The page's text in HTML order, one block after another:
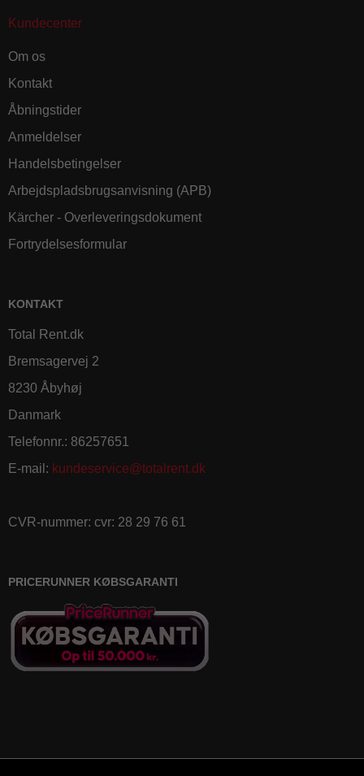
Kundecenter
Om os
Kontakt
Åbningstider
Anmeldelser
Handelsbetingelser
Arbejdspladsbrugsanvisning (APB)
Kärcher - Overleveringsdokument
Fortrydelsesformular
KONTAKT
Total Rent.dk
Bremsagervej 2
8230 Åbyhøj
Danmark
Telefonnr.: 86257651
E-mail : kundeservice@totalrent.dk
CVR-nummer: cvr: 28 29 76 61
PRICERUNNER KØBSGARANTI